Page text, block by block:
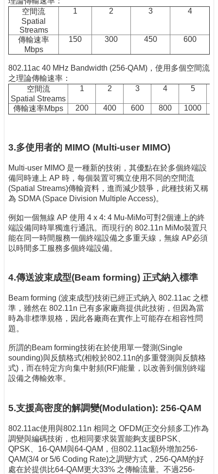
空間流
Spatial
Streams
1 2 3 4
傳輸速率
Mbps
150 300 450 600
802.11ac 40 MHz Bandwidth (256-QAM)，使用多個空間流
之理論傳輸速率：
空間流
Spatial Streams
1 2 3 4 5
傳輸速率Mbps 200 400 600 800 1000
3.多使用者的 MIMO (Multi-user MIMO)
Multi-user MIMO 是一種新的技術，其優點在於多個終端設
備同時連上 AP 時，每個裝置可獨立使用不同的空間流
(Spatial Streams)傳輸資料，進而減少競爭，此種技術又稱
為 SDMA (Space Division Multiple Access)。
例如一個無線 AP 使用 4 x 4: 4 Mu-MiMo可對2個連上的終
端設備同時單獨進行通訊。而現行的 802.11n MiMo裝置只
能在同一時間服務一個終端設備之多重天線，無線 AP必須
以時間多工服務多個終端設備。
4.傳送波束成型(Beam forming) 正式納入標準
Beam forming (波束成型)技術已經正式納入 802.11ac 之標
準，雖然在 802.11n 已有多家廠商提供此技術，但因為當
時為非標準規格，因此各廠商在實作上可能存在相容性問
題。
所謂的Beam forming技術在於使用單一聲測(Single
sounding)與反饋格式(相較於802.11n的多重聲測與反饋格
式)，而在特定方向集中射頻(RF)能量，以改善到個別終端
設備之傳輸效率。
5.支援高密度的解調變(Modulation): 256-QAM
802.11ac使用與802.11n 相同之 OFDM(正交分頻多工)作為
調變與編碼技術，也相同要求裝置能夠支援BPSK、
QPSK、16-QAM與64-QAM，但802.11ac額外增加256-
QAM(3/4 or 5/6 Coding Rate)之調變方式，256-QAM的好
處在於提供比64-QAM更大33% 之傳輸流量。不過256-